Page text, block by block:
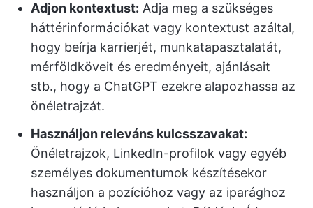
Adjon kontextust: Adja meg a szükséges
háttérinformációkat vagy kontextust azáltal,
hogy beírja karrierjét, munkatapasztalatát,
mérföldköveit és eredményeit, ajánlásait
stb., hogy a ChatGPT ezekre alapozhassa az
önéletrajzát.
Használjon releváns kulcsszavakat:
Önéletrajzok, LinkedIn-profilok vagy egyéb
személyes dokumentumok készítésekor
használjon a pozícióhoz vagy az iparághoz